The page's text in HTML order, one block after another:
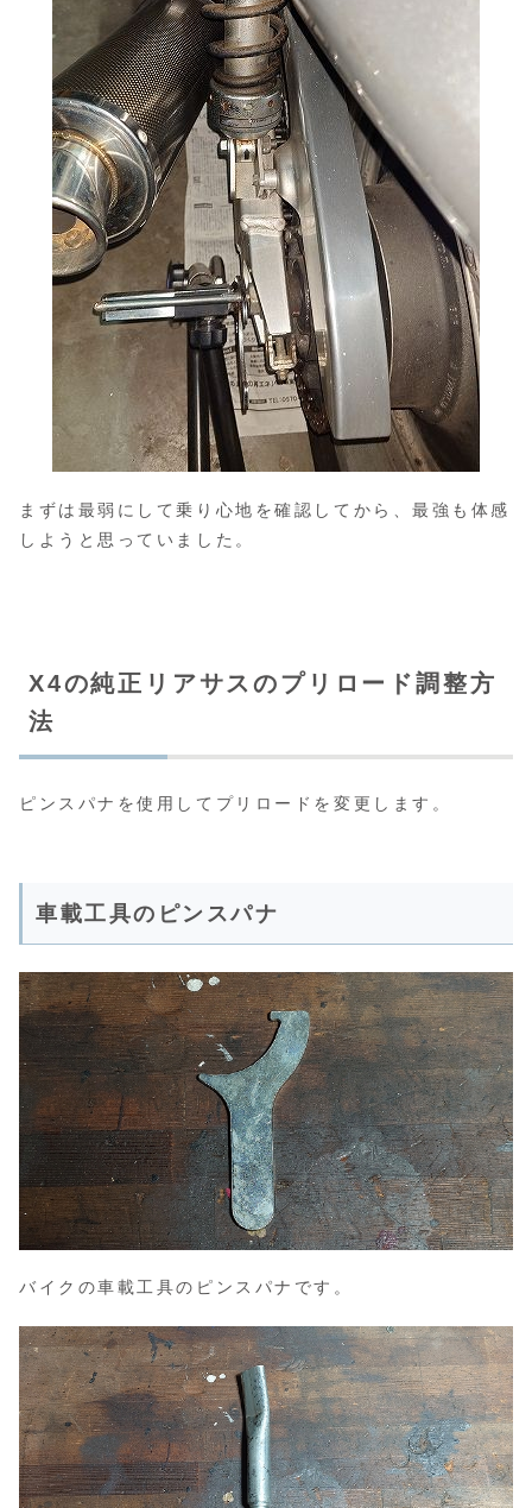
まずは最弱にして乗り心地を確認してから、最強も体感
しようと思っていました。
X4の純正リアサスのプリロード調整方
法
ピンスパナを使用してプリロードを変更します。
車載工具のピンスパナ
バイクの車載工具のピンスパナです。